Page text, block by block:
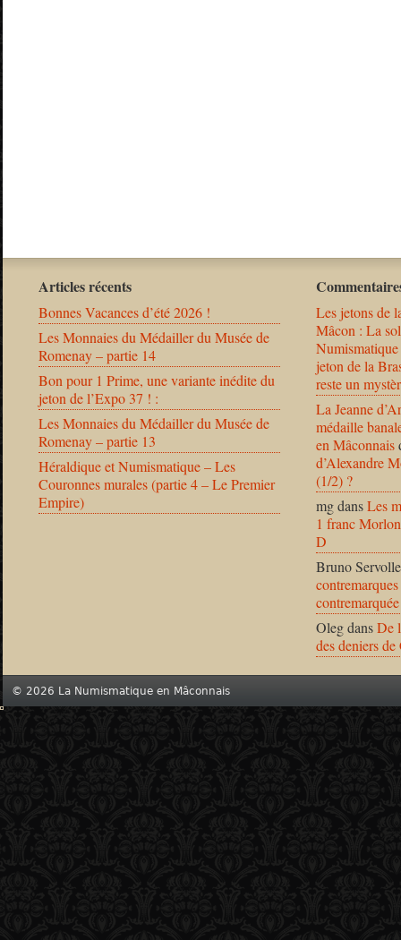
Articles récents
Bonnes Vacances d’été 2026 !
Les Monnaies du Médailler du Musée de
Romenay – partie 14
Bon pour 1 Prime, une variante inédite du
jeton de l’Expo 37 ! :
Les Monnaies du Médailler du Musée de
Romenay – partie 13
Héraldique et Numismatique – Les
Couronnes murales (partie 4 – Le Premier
Empire)
Les jetons de
Mâcon : La
jeton de la
reste un
La Jeanne
médaille
en Mâconnais
d’Alexandre
(1/2) ?
mgdansLes
1 franc
D
Bruno Servolle
OlegdansDe
des deniers
© 2026 La Numismatique en Mâconnais